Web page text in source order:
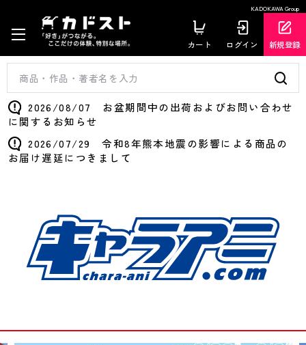
KADOKAWA Group
カート ログイン 新規登録
2026/08/07 お盆期間中の出荷およびお問い合わせ
に関するお知らせ
2026/07/29 令和8年熊本地震の影響による商品の
お届け遅延につきまして